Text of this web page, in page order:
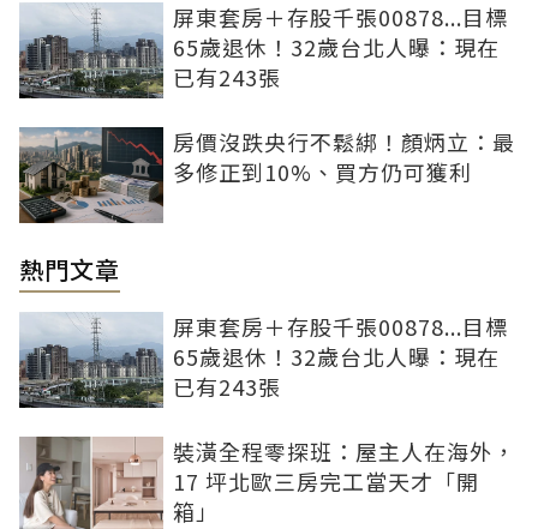
屏東套房＋存股千張00878...目標
65歲退休！32歲台北人曝：現在
已有243張
房價沒跌央行不鬆綁！顏炳立：最
多修正到10%、買方仍可獲利
熱門文章
屏東套房＋存股千張00878...目標
65歲退休！32歲台北人曝：現在
已有243張
裝潢全程零探班：屋主人在海外，
17 坪北歐三房完工當天才「開
箱」